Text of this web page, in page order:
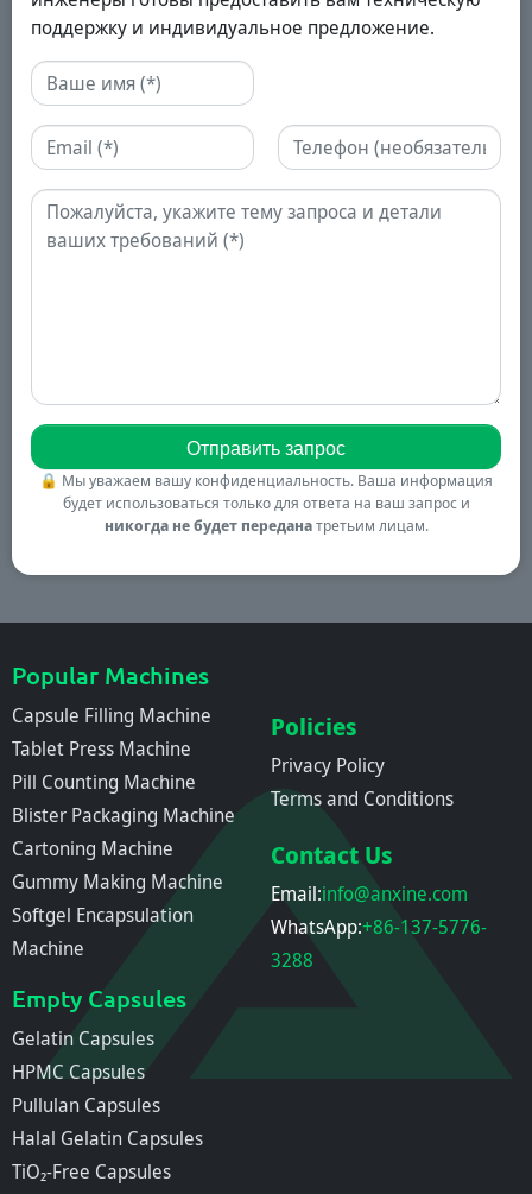
поддержку и индивидуальное предложение.
Имя
Email Телефон
Запрос
🔒 Мы уважаем вашу конфиденциальность. Ваша информация
будет использоваться только для ответа на ваш запрос и
никогда не будет переданатретьим лицам.
Popular Machines
Capsule Filling Machine
Tablet Press Machine
Pill Counting Machine
Blister Packaging Machine
Cartoning Machine
Gummy Making Machine
Softgel Encapsulation
Machine
Empty Capsules
Gelatin Capsules
HPMC Capsules
Pullulan Capsules
Halal Gelatin Capsules
TiO₂-Free Capsules
Policies
Privacy Policy
Terms and Conditions
Contact Us
Email:info@anxine.com
WhatsApp:+86-137-5776-
3288